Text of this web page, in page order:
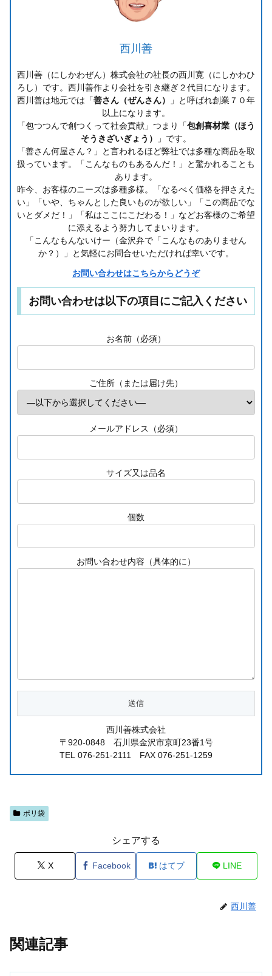
西川善
西川善（にしかわぜん）株式会社の社長の西川寛（にしかわひ
ろし）です。西川善作より会社を引き継ぎ２代目になります。
西川善は地元では「善さん（ぜんさん）
」と呼ばれ創業７０年
以上になります。
「包つつんで創つくって社会貢献」つまり「包創喜材業（ほう
そうきざいぎょう）
」です。
「善さん何屋さん？」と言われるほど弊社では多種な商品を取
扱っています。「こんなものもあるんだ！」と驚かれることも
あります。
昨今、お客様のニーズは多種多様。「なるべく価格を押さえた
い」「いや、ちゃんとした良いものが欲しい」「この商品でな
いとダメだ！」「私はここにこだわる！」などお客様のご希望
に添えるよう努力してまいります。
「こんなもんないけー（金沢弁で「こんなものありません
か？）」と気軽にお問合せいただければ幸いです。
お問い合わせはこちらからどうぞ
お問い合わせは以下の項目にご記入ください
お名前（必須）
ご住所（または届け先）
メールアドレス（必須）
サイズ又は品名
個数
お問い合わせ内容（具体的に）
西川善株式会社
〒920-0848 石川県金沢市京町23番1号
TEL 076-251-2111 FAX 076-251-1259
ポリ袋
シェアする
X Facebook はてブ LINE
西川善
関連記事